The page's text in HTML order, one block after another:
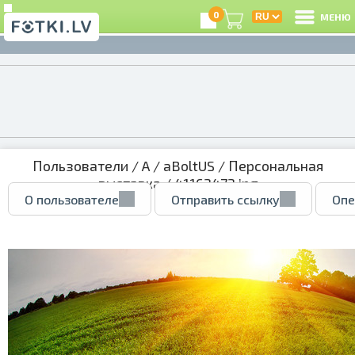
0 МЕНЮ
Пользователи /A/ aBoltUS / Персональная
выставка/ 41163473.jpg
О пользователе Отправить ссылку